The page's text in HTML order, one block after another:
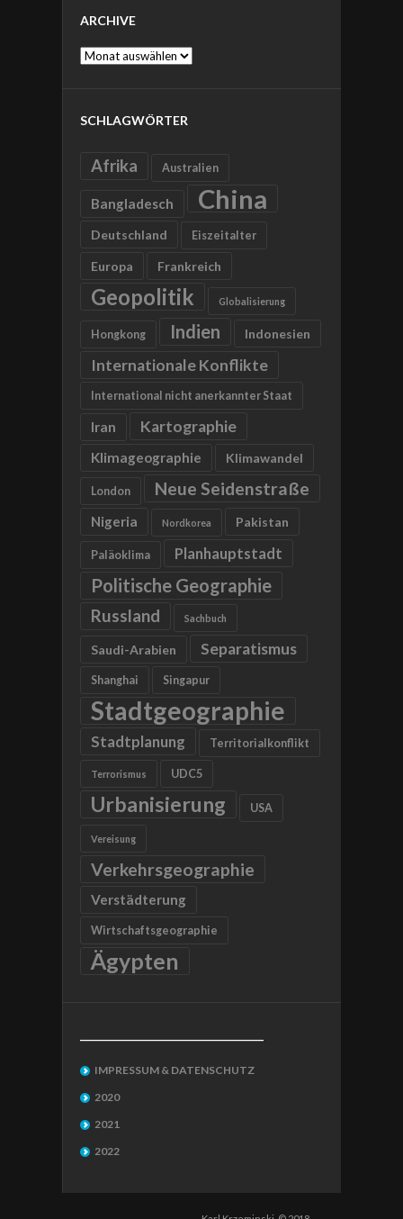
ARCHIVE
Archive
SCHLAGWÖRTER
Afrika Australien
Bangladesch China
Deutschland Eiszeitalter
Europa Frankreich
Geopolitik Globalisierung
Hongkong Indien Indonesien
Internationale Konflikte
International nicht anerkannter Staat
Iran Kartographie
Klimageographie Klimawandel
London Neue Seidenstraße
Nigeria Nordkorea Pakistan
Paläoklima Planhauptstadt
Politische Geographie
Russland Sachbuch
Saudi-Arabien Separatismus
Shanghai Singapur
Stadtgeographie
Stadtplanung Territorialkonflikt
Terrorismus UDC5
Urbanisierung USA
Vereisung
Verkehrsgeographie
Verstädterung
Wirtschaftsgeographie
Ägypten
IMPRESSUM & DATENSCHUTZ
2020
2021
2022